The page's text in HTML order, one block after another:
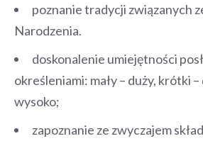
poznanie tradycji związanych
Narodzenia.
doskonalenie umiejętności
określeniami: mały – duży, krótki –
wysoko;
zapoznanie ze zwyczajem